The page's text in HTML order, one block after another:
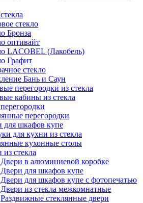
стекло
Бронза
оптивайт
LACOBEL (Лакобель)
Графит
стекло
Бань и Саун
перегородки из стекла
кабины из стекла
перегородки
для шкафов купе
для кухни из стекла
кухонные столы
из стекла
Двери в алюминиевой коробке
Двери для шкафов купе
Двери для шкафов купе с фотопечатью
Двери из стекла межкомнатные
Раздвижные стеклянные двери